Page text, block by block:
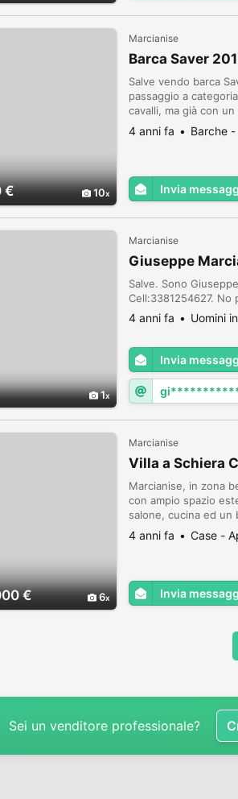
€ 10
Marcianise
Barca Saver
Salve vendo barca
passaggio a
cavalli, ma già con
divertimento e
4 anni fa Barche
Invia
1
Marcianise
Giuseppe
Salve. Sono
Cell:3381254627.
4 anni fa Uomini
Invia
€ 6
Marcianise
Villa a Schiera
Marcianise, in zona
con ampio spazio
salone, cucina ed un
due camere ed un
4 anni fa Case -
Invia
Sei un venditore professionale?